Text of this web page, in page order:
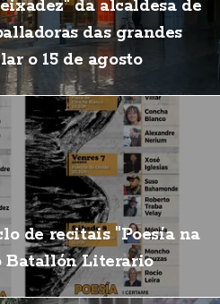
da alcaldesa de
das grandes
o 15 de agosto
de recitais "Poesía na
Batallón Literario